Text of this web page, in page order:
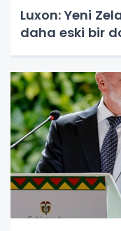
Luxon: Yeni
daha eski bir